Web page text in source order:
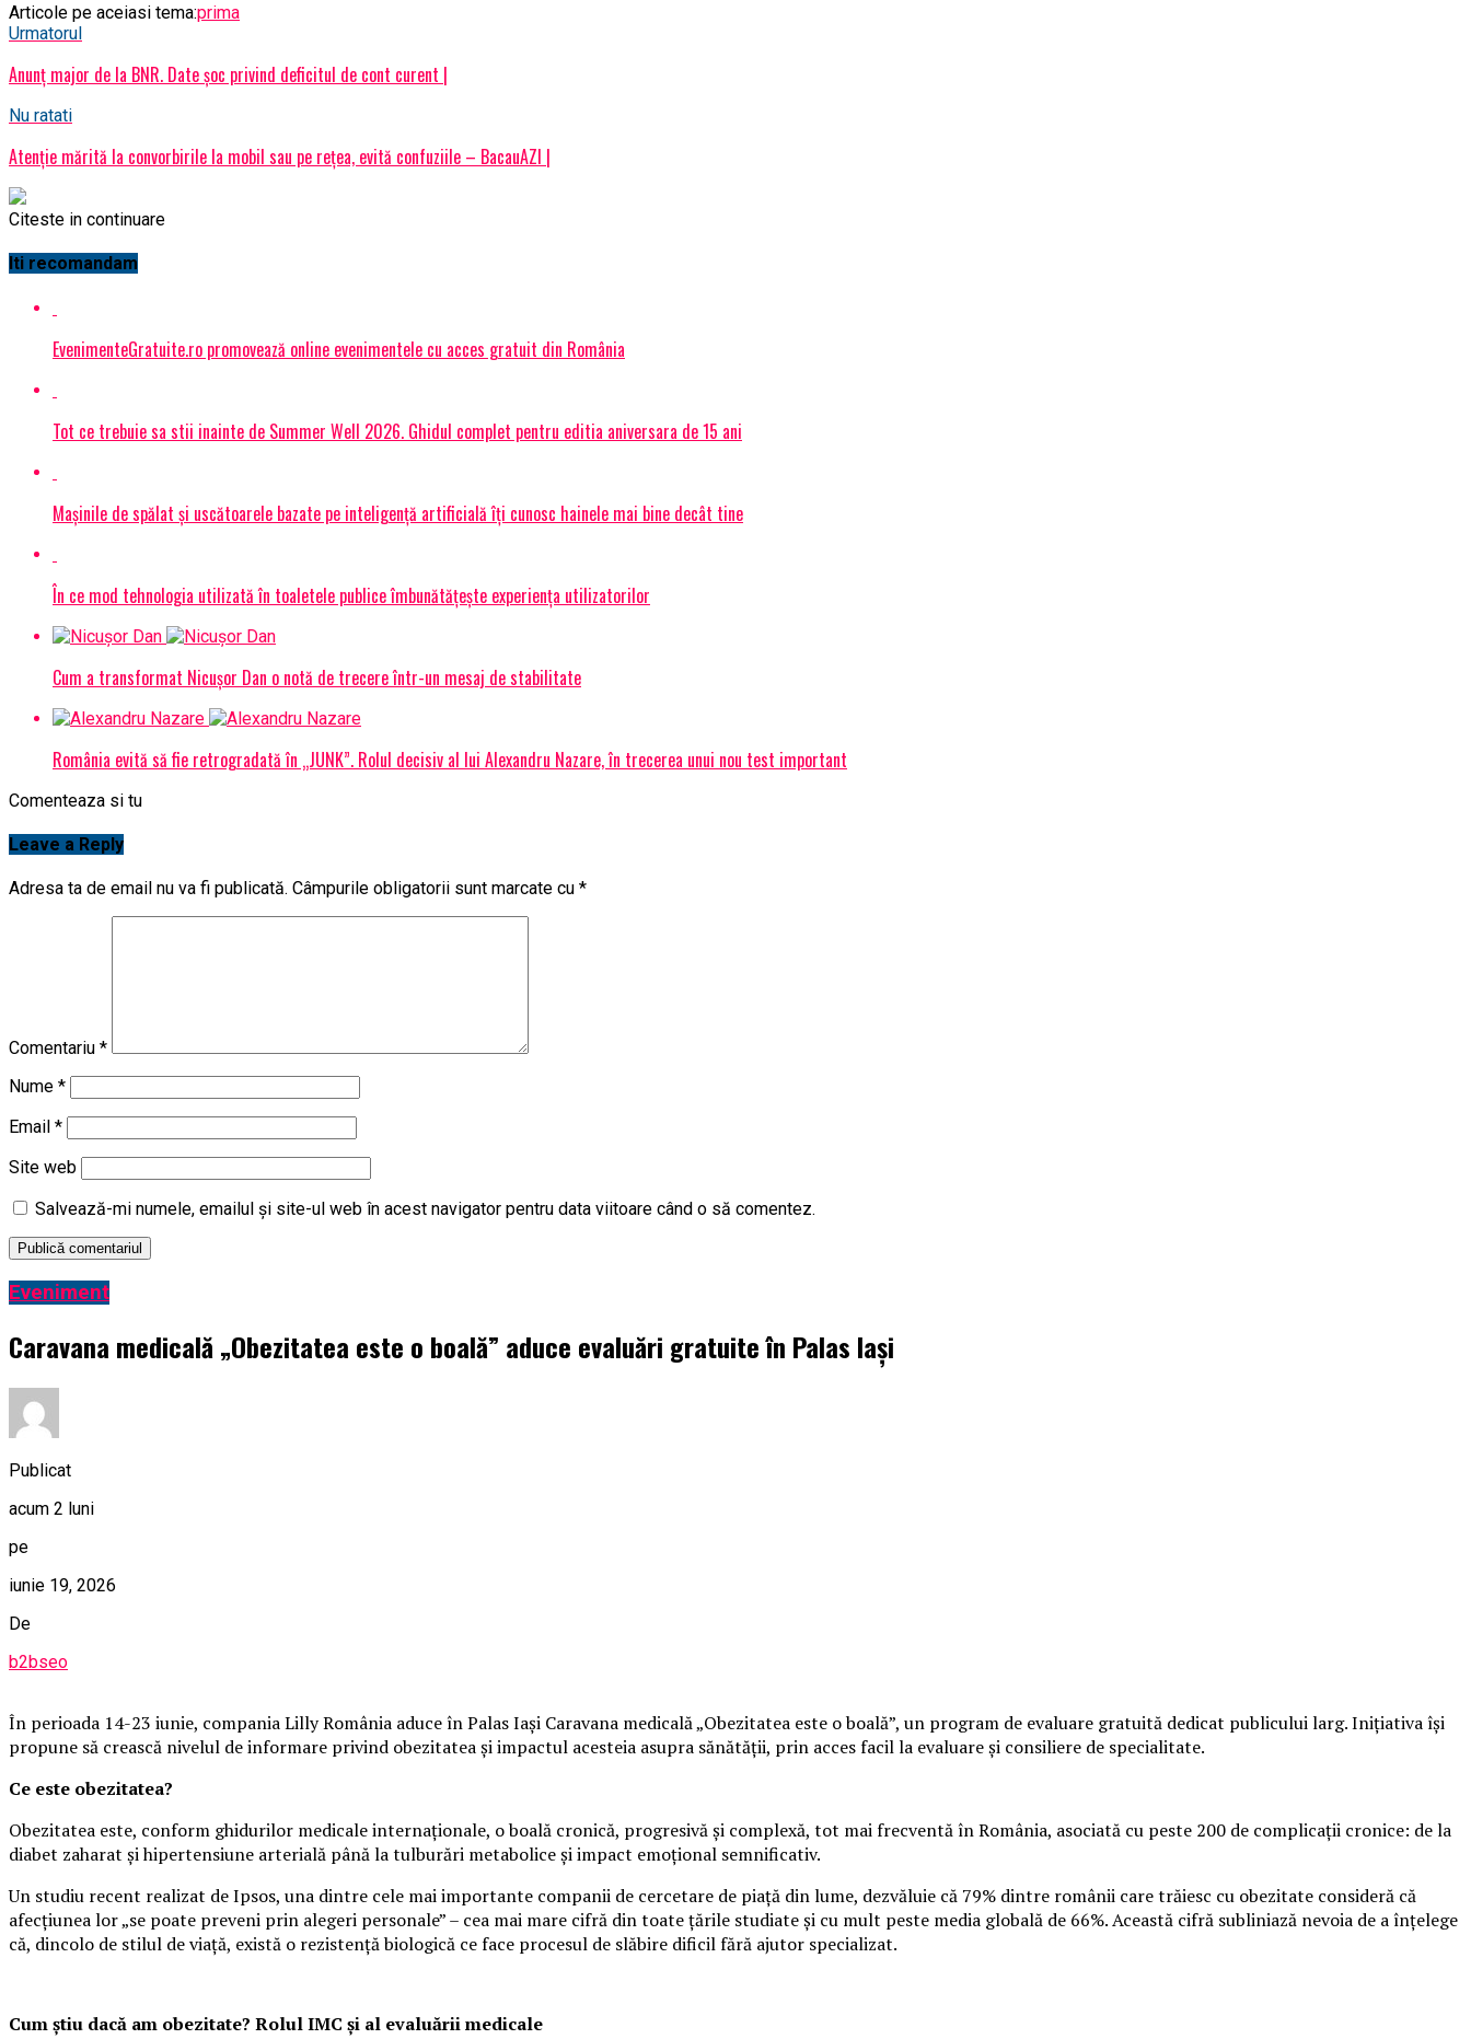
Articole pe aceiasi tema:prima
Urmatorul
Anunț major de la BNR. Date șoc privind deficitul de cont curent |
Nu ratati
Atenţie mărită la convorbirile la mobil sau pe reţea, evită confuziile – BacauAZI |
Citeste in continuare
Iti recomandam
EvenimenteGratuite.ro promovează online evenimentele cu acces gratuit din România
Tot ce trebuie sa stii inainte de Summer Well 2026. Ghidul complet pentru editia aniversara de 15 ani
Mașinile de spălat și uscătoarele bazate pe inteligență artificială îți cunosc hainele mai bine decât tine
În ce mod tehnologia utilizată în toaletele publice îmbunătățește experiența utilizatorilor
Cum a transformat Nicușor Dan o notă de trecere într-un mesaj de stabilitate
România evită să fie retrogradată în „JUNK”. Rolul decisiv al lui Alexandru Nazare, în trecerea unui nou test important
Comenteaza si tu
Leave a Reply
Adresa ta de email nu va fi publicată. Câmpurile obligatorii sunt marcate cu *
Comentariu *
Nume *
Email *
Site web
Salvează-mi numele, emailul și site-ul web în acest navigator pentru data viitoare când o să comentez.
Eveniment
Caravana medicală „Obezitatea este o boală” aduce evaluări gratuite în Palas Iași
Publicat
acum 2 luni
pe
iunie 19, 2026
De
b2bseo
În perioada 14-23 iunie, compania Lilly România aduce în Palas Iași Caravana medicală „Obezitatea este o boală”, un program de evaluare gratuită dedicat publicului larg. Inițiativa își
propune să crească nivelul de informare privind obezitatea și impactul acesteia asupra sănătății, prin acces facil la evaluare și consiliere de specialitate.
Ce este obezitatea?
Obezitatea este, conform ghidurilor medicale internaționale, o boală cronică, progresivă și complexă, tot mai frecventă în România, asociată cu peste 200 de complicații cronice: de la
diabet zaharat și hipertensiune arterială până la tulburări metabolice și impact emoțional semnificativ.
Un studiu recent realizat de Ipsos, una dintre cele mai importante companii de cercetare de piață din lume, dezvăluie că 79% dintre românii care trăiesc cu obezitate consideră că
afecțiunea lor „se poate preveni prin alegeri personale” – cea mai mare cifră din toate țările studiate și cu mult peste media globală de 66%. Această cifră subliniază nevoia de a înțelege
că, dincolo de stilul de viață, există o rezistență biologică ce face procesul de slăbire dificil fără ajutor specializat.
Cum știu dacă am obezitate? Rolul IMC și al evaluării medicale